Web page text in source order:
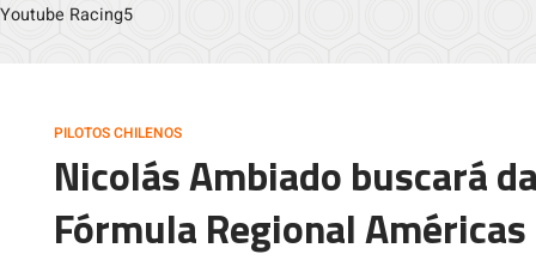
Youtube Racing5
PILOTOS CHILENOS
Nicolás Ambiado buscará
Fórmula Regional